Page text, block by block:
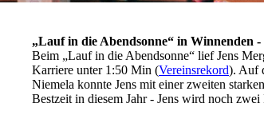
„Lauf in die Abendsonne“ in Winnenden
Beim „Lauf in die Abendsonne“ lief Jens
Karriere unter 1:50 Min (Vereinsrekord). Auf
Niemela konnte Jens mit einer zweiten
Bestzeit in diesem Jahr - Jens wird noch